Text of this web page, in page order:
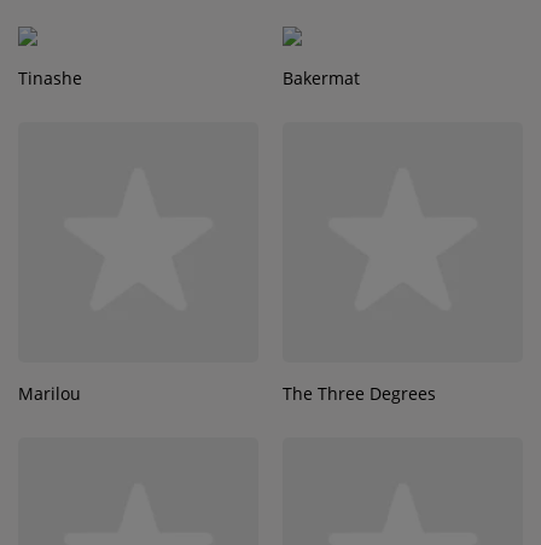
Tinashe Bakermat
Marilou The Three Degrees